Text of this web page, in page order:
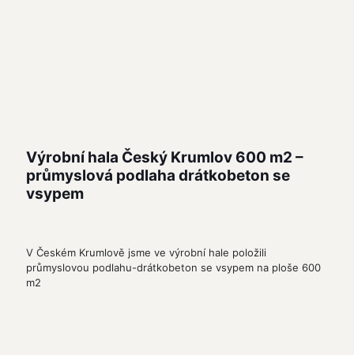
Výrobní hala Český Krumlov 600 m2 –
průmyslová podlaha drátkobeton se
vsypem
V Českém Krumlově jsme ve výrobní hale položili
průmyslovou podlahu-drátkobeton se vsypem na ploše 600
m2